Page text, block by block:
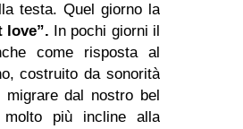
testa. Quel giorno la
love”. In pochi giorni il
come risposta al
costruito da sonorità
dal nostro bel
molto più incline alla